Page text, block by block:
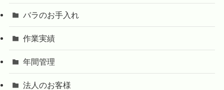
バラのお手入れ
作業実績
年間管理
法人のお客様